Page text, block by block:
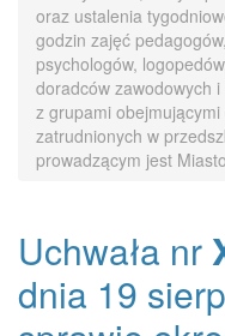
oraz ustalenia
godzin zajęć
psychologów,
doradców zawodowych
z grupami
zatrudnionych w
prowadzącym jest
Uchwała nr
dnia 19